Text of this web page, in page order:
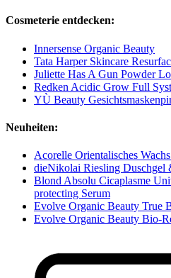
Cosmeterie entdecken:
Innersense Organic Beauty
Tata Harper Skincare
Juliette Has A Gun Powder
Redken Acidic Grow Full
YÙ Beauty
Neuheiten:
Acorelle Orientalisches
dieNikolai Riesling Duschgel
Blond Absolu Cicaplasme
protecting Serum
Evolve Organic Beauty True
Evolve Organic Beauty Bio-